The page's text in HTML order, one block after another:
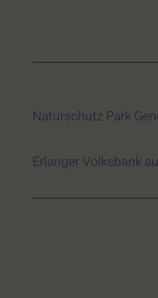
Naturschutz Park
Erlanger Volksbank